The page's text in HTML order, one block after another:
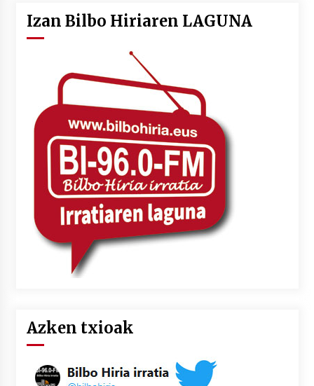
2026/07/07
Uribitarte40 aretoan
2026/07/03
SOINUGELA: Paul McCartney eta Ringo Starr-en
lan berriak
2026/07/03
MUSIBLA #297: Bide, Boards Of Canada, Somak,
Tiga, Twisted Teens, Underscores, Habia
2026/07/02
Izan Bilbo Hiriaren LAGUNA
Azken txioak